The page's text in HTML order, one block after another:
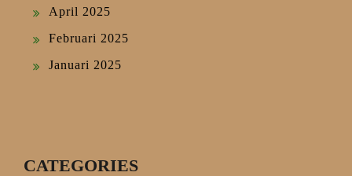
April 2025
Februari 2025
Januari 2025
CATEGORIES